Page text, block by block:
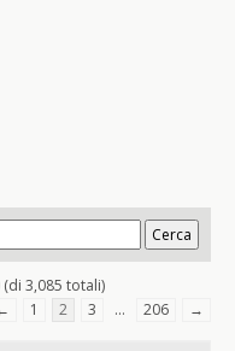
3,085 totali)
1 2 3 … 206 →